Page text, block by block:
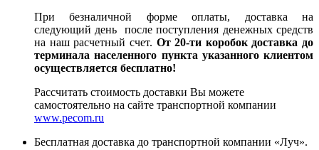
При безналичной форме оплаты, доставка на
следующий день после поступления денежных средств
на наш расчетный счет. От 20-ти коробок доставка до
терминала населенного пункта указанного клиентом
осуществляется бесплатно!
Рассчитать стоимость доставки Вы можете
самостоятельно на сайте транспортной компании
www.pecom.ru
Бесплатная доставка до транспортной компании «Луч».